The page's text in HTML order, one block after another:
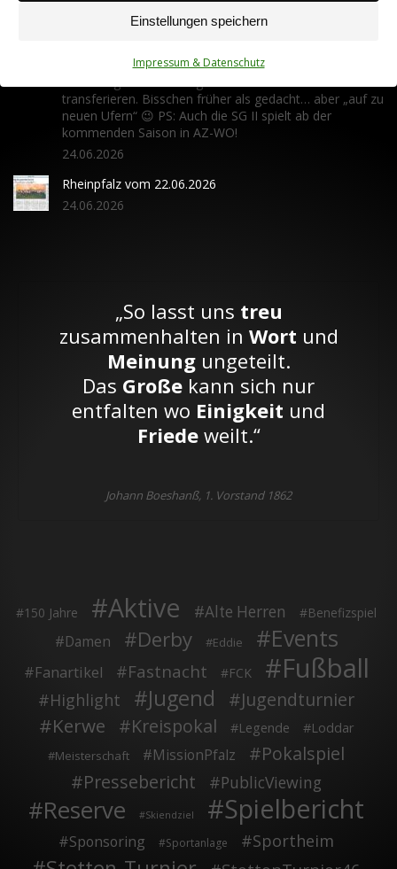
Einstellungen speichern
Impressum & Datenschutz
Bye bye Fußballkreis KL-DOB👋🏻 Stetten/Pfalz goes
entschied sich der Verbandsspielausschuss aufgrund
transferieren. Bisschen früher als gedacht… aber „auf zu
neuen Ufern“ 😉 PS: Auch die SG II spielt ab der
kommenden Saison in AZ-WO!
24.06.2026
Rheinpfalz vom 22.06.2026
24.06.2026
„So lasst uns treu
zusammenhalten in Wort und
Meinungungeteilt.
Das Große kann sich nur
entfalten wo Einigkeit und
Friedeweilt.“
Johann Boeshanß, 1. Vorstand 1862
150 Jahre Aktive Alte Herren Benefizspiel
Damen Derby Eddie Events
Fanartikel Fastnacht FCK Fußball
Highlight Jugend Jugendturnier
Kerwe Kreispokal Legende Loddar
Meisterschaft MissionPfalz
Pokalspiel
Pressebericht
PublicViewing
Reserve Skiendziel Spielbericht
Sponsoring Sportanlage Sportheim